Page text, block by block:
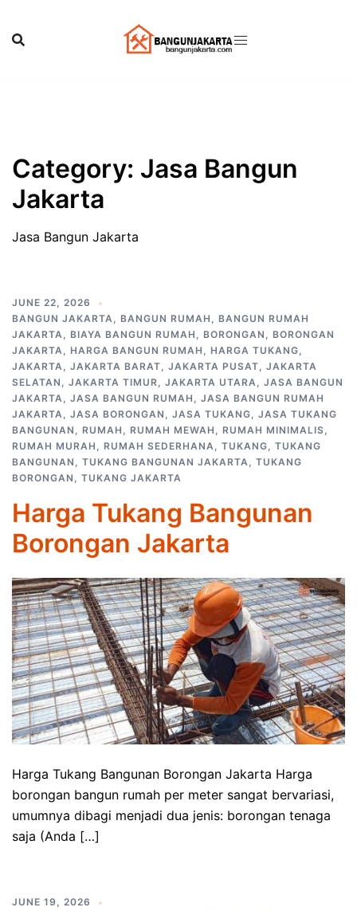
content
Category: Jasa Bangun
Jakarta
Jasa Bangun Jakarta
JUNE 22, 2026
BANGUN JAKARTA, BANGUN RUMAH , BANGUN RUMAH
JAKARTA, BIAYA BANGUN RUMAH , BORONGAN , BORONGAN
JAKARTA, HARGA BANGUN RUMAH , HARGA TUKANG,
JAKARTA, JAKARTA BARAT, JAKARTA PUSAT, JAKARTA
SELATAN , JAKARTA TIMUR, JAKARTA UTARA, JASA BANGUN
JAKARTA, JASA BANGUN RUMAH , JASA BANGUN RUMAH
JAKARTA, JASA BORONGAN , JASA TUKANG, JASA TUKANG
BANGUNAN , RUMAH , RUMAH MEWAH , RUMAH MINIMALIS,
RUMAH MURAH , RUMAH SEDERHANA, TUKANG, TUKANG
BANGUNAN , TUKANG BANGUNAN JAKARTA, TUKANG
BORONGAN , TUKANG JAKARTA
Harga Tukang Bangunan
Borongan Jakarta
Harga Tukang Bangunan Borongan Jakarta Harga
borongan bangun rumah per meter sangat bervariasi,
umumnya dibagi menjadi dua jenis: borongan tenaga
saja (Anda […]
JUNE 19, 2026